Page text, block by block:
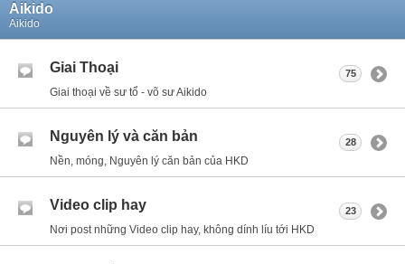
Aikido
Aikido
Giai Thoại
Giai thoại về sư tổ - võ sư Aikido
75
Nguyên lý và căn bản
Nền, móng, Nguyên lý căn bản của HKD
28
Video clip hay
Nơi post những Video clip hay, không dính líu tới HKD
23